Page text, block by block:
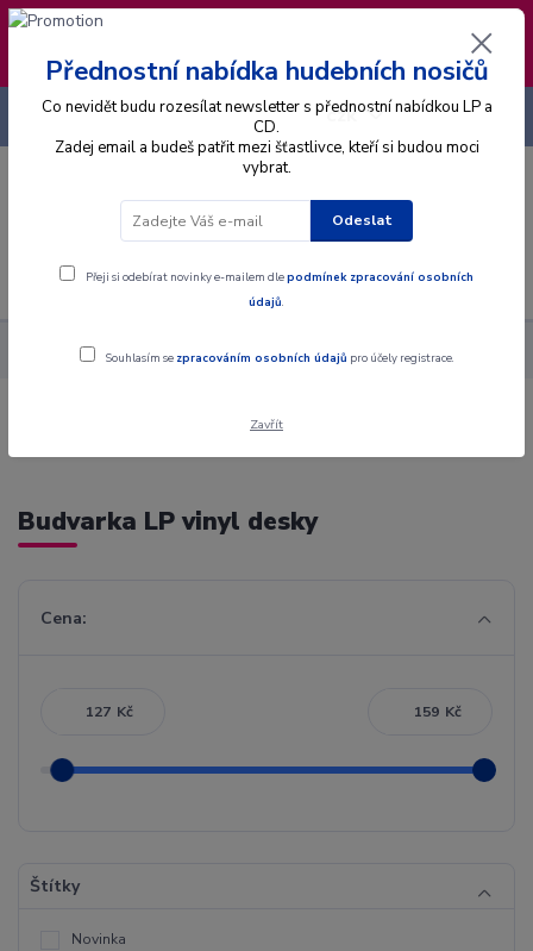
❣️ Od 4.8. do 13.8. čerpám dovolenou. Datum
expedice objednávek se posouvá na pátek
14.8.2026 🐋
Menu
CZK
+420 725 736 293
Hudební styly Dechovka Budvarka
Budvarka LP vinyl desky
Cena:
Kč Kč
Štítky
Novinka
Přednostní nabídka hudebních nosičů
Co nevidět budu rozesílat newsletter s přednostní nabídkou LP a
CD.
Zadej email a budeš patřit mezi šťastlivce, kteří si budou moci
vybrat.
Odeslat
Přeji si odebírat novinky e-mailem dlepodmínek zpracování osobních
údajů.
Souhlasím se zpracováním osobních údajů pro účely registrace.
Zavřít